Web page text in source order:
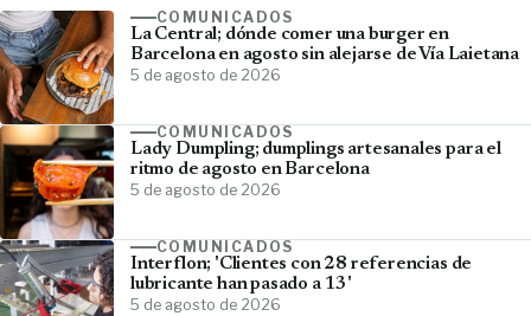
COMUNICADOS
La Central; dónde comer una burger en
Barcelona en agosto sin alejarse de Vía Laietana
5 de agosto de 2026
COMUNICADOS
Lady Dumpling; dumplings artesanales para el
ritmo de agosto en Barcelona
5 de agosto de 2026
COMUNICADOS
Interflon; 'Clientes con 28 referencias de
lubricante han pasado a 13'
5 de agosto de 2026